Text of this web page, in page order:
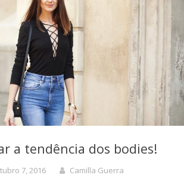
a tendência dos bodies!
7, 2016 Camilla Guerra